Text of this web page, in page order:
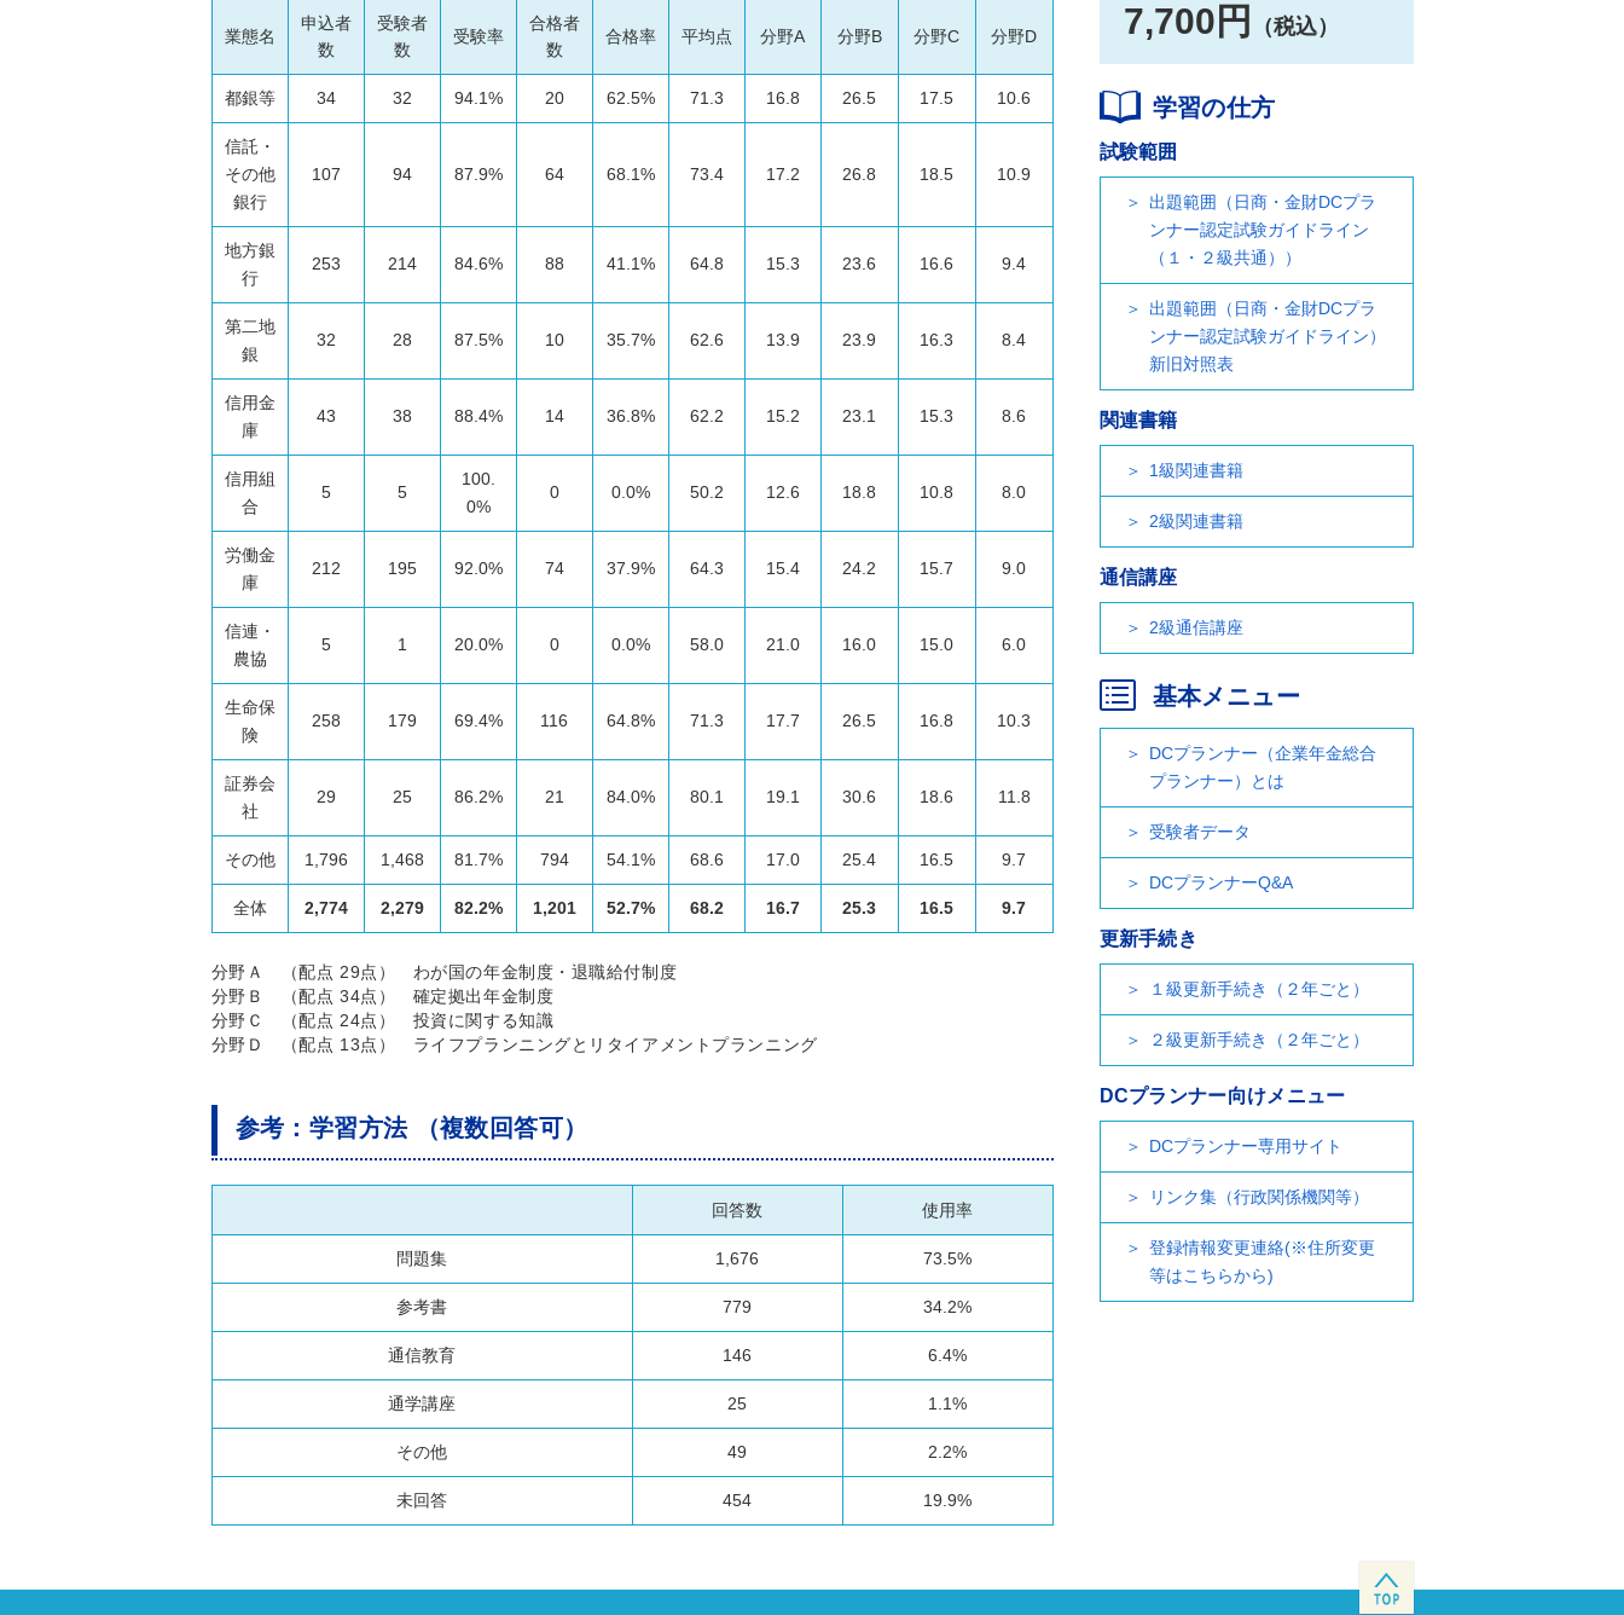
業態名
申込者
数
受験者
数
受験率
合格者
数
合格率 平均点 分野A 分野B 分野C 分野D
都銀等 34 32 94.1% 20 62.5% 71.3 16.8 26.5 17.5 10.6
信託・
その他
銀行
107 94 87.9% 64 68.1% 73.4 17.2 26.8 18.5 10.9
地方銀
行
253 214 84.6% 88 41.1% 64.8 15.3 23.6 16.6 9.4
第二地
銀
32 28 87.5% 10 35.7% 62.6 13.9 23.9 16.3 8.4
信用金
庫
43 38 88.4% 14 36.8% 62.2 15.2 23.1 15.3 8.6
信用組
合
5 5
100.
0%
0 0.0% 50.2 12.6 18.8 10.8 8.0
労働金
庫
212 195 92.0% 74 37.9% 64.3 15.4 24.2 15.7 9.0
信連・
農協
5 1 20.0% 0 0.0% 58.0 21.0 16.0 15.0 6.0
生命保
険
258 179 69.4% 116 64.8% 71.3 17.7 26.5 16.8 10.3
証券会
社
29 25 86.2% 21 84.0% 80.1 19.1 30.6 18.6 11.8
その他 1,796 1,468 81.7% 794 54.1% 68.6 17.0 25.4 16.5 9.7
全体 2,774 2,279 82.2% 1,201 52.7% 68.2 16.7 25.3 16.5 9.7
分野Ａ （配点 29点） わが国の年金制度・退職給付制度
分野Ｂ （配点 34点） 確定拠出年金制度
分野Ｃ （配点 24点） 投資に関する知識
分野Ｄ （配点 13点） ライフプランニングとリタイアメントプランニング
参考：学習方法 （複数回答可）
回答数 使用率
問題集 1,676 73.5%
参考書 779 34.2%
通信教育 146 6.4%
通学講座 25 1.1%
その他 49 2.2%
未回答 454 19.9%
7,700円 （税込）
学習の仕方
試験範囲
出題範囲（日商・金財DCプラ
ンナー認定試験ガイドライン
（１・２級共通））
出題範囲（日商・金財DCプラ
ンナー認定試験ガイドライン）
新旧対照表
関連書籍
1級関連書籍
2級関連書籍
通信講座
2級通信講座
基本メニュー
DCプランナー（企業年金総合
プランナー）とは
受験者データ
DCプランナーQ&A
更新手続き
１級更新手続き（２年ごと）
２級更新手続き（２年ごと）
DCプランナー向けメニュー
DCプランナー専用サイト
リンク集（行政関係機関等）
登録情報変更連絡(※住所変更
等はこちらから)